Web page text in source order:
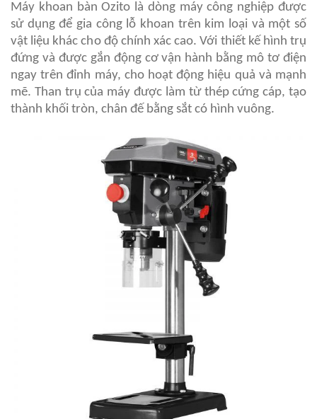
Máy khoan bàn Ozito là dòng máy công nghiệp được
sử dụng để gia công lỗ khoan trên kim loại và một số
vật liệu khác cho độ chính xác cao. Với thiết kế hình trụ
đứng và được gắn động cơ vận hành bằng mô tơ điện
ngay trên đỉnh máy, cho hoạt động hiệu quả và mạnh
mẽ. Than trụ của máy được làm từ thép cứng cáp, tạo
thành khối tròn, chân đế bằng sắt có hình vuông.